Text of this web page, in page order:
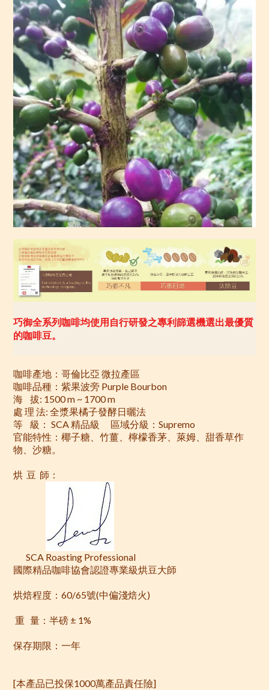
巧御全系列咖啡均使用自行研發之專利篩選機選出最優質
的咖啡豆。
咖啡產地：哥倫比亞 微拉產區
咖啡品種：紫果波旁 Purple Bourbon
海
拔: 1500 m ~ 1700 m
處 理 法: 全漿果橘子發酵日曬法
等
級： SCA精品級
區域分級：Supremo
官能特性：椰子糖、竹薑、檸檬香茅、萊姆、甜香草作
物、沙糖。
烘 豆 師 ：
SCA Roasting Professional
國際精品咖啡協會認證專業級烘豆大師
烘焙程度： 60/65號(中偏淺焙火)
重 量：半磅 ± 1%
保存期限：一年
[本產品已投保1000萬產品責任險]